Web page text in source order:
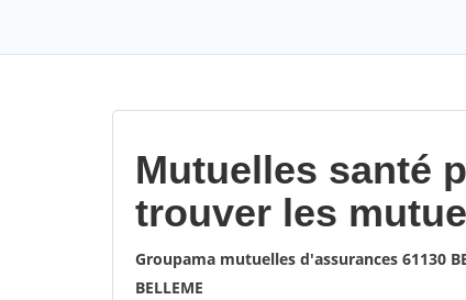
Mutuelles santé
trouver les
Groupama mutuelles d'assurances 61130
BELLEME